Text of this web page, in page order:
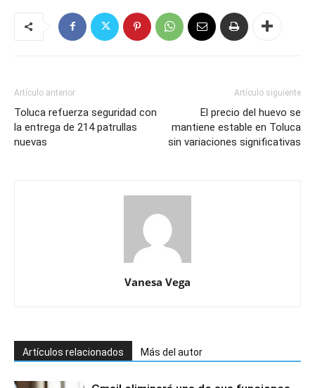
Artículo anterior
Toluca refuerza seguridad con
la entrega de 214 patrullas
nuevas
Artículo siguiente
El precio del huevo se
mantiene estable en Toluca
sin variaciones significativas
Vanesa Vega
Artículos relacionados Más del autor